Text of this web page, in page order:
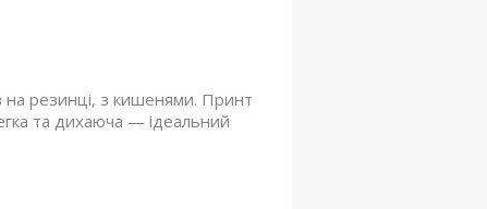
на резинці, з кишенями. Принт
та дихаюча — ідеальний